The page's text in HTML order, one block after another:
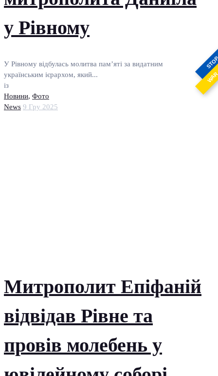
у Рівному
У Рівному відбулась молитва пам’яті за видатним
українським ієрархом, який...
із
Новини, Фото
News 9 Гру 2025
Митрополит Епіфаній
відвідав Рівне та
провів молебень у